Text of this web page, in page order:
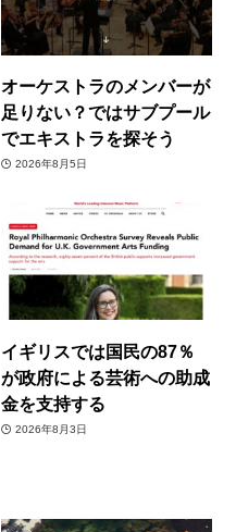
オーケストラのメンバーが
足りない？ではサブプール
でエキストラを探そう
2026年8月5日
イギリスでは国民の87％
が政府による芸術への助成
金を支持する
2026年8月3日